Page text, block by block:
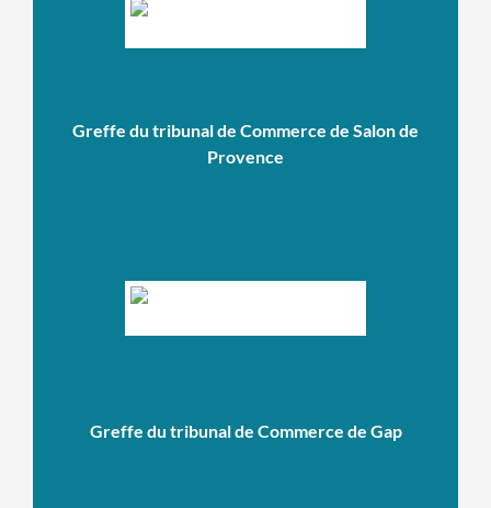
Greffe du tribunal de Commerce de Salon de
Provence
Greffe du tribunal de Commerce de Gap